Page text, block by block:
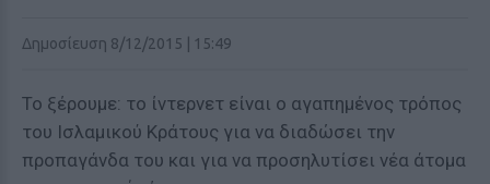
Δημοσίευση 8/12/2015 | 15:49
Το ξέρουμε: το ίντερνετ είναι ο αγαπημένος τρόπος
του Ισλαμικού Κράτους για να διαδώσει την
προπαγάνδα του και για να προσηλυτίσει νέα άτομα